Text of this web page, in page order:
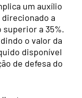
um auxílio
a
a 35%.
o valor da
disponível
de defesa do